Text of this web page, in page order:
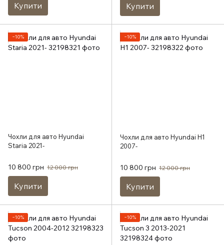
Купити Купити
−10%
Чохли для авто Hyundai
Staria 2021-
10 800 грн 12 000 грн
Купити
−10%
Чохли для авто Hyundai H1
2007-
10 800 грн 12 000 грн
Купити
−10% −10%